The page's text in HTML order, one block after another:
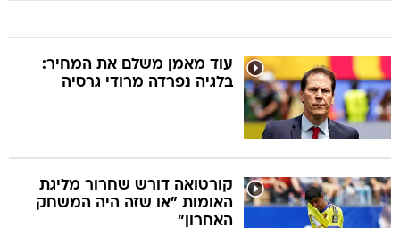
עוד מאמן משלם את המחיר:
בלגיה נפרדה מרודי גרסיה
קורטואה דורש שחרור מליגת
האומות "או שזה היה המשחק
האחרון"